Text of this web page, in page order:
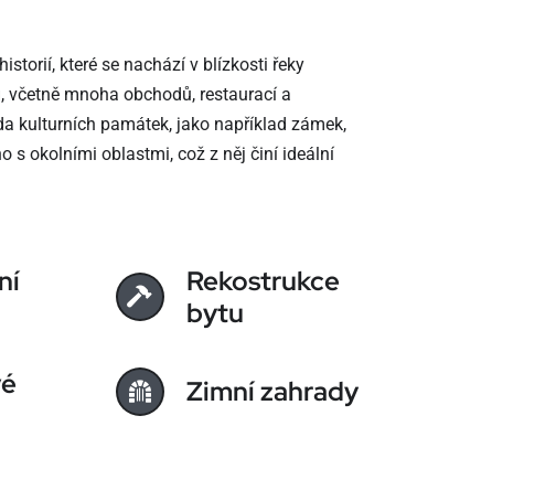
které se nachází v blízkosti řeky
mnoha obchodů, restaurací a
kulturních památek, jako například zámek,
s okolními oblastmi, což z něj činí ideální
Rekostrukce
bytu
Zimní zahrady